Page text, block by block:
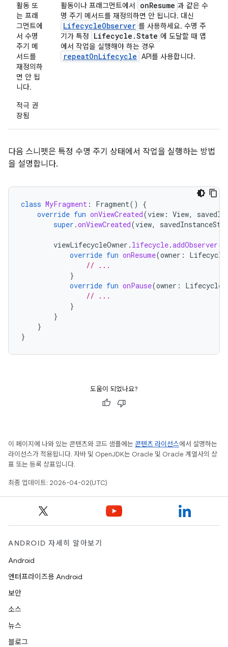
활동 또
는 프래
그먼트에
서 수명
주기 메
서드를
재정의하
면 안 됩
니다.
적극 권
장됨
활동이나 프래그먼트에서 onResume 과 같은 수
명 주기 메서드를 재정의하면 안 됩니다. 대신
LifecycleObserver 를 사용하세요. 수명 주
기가 특정
Lifecycle.State 에 도달할 때 앱
에서 작업을 실행해야 하는 경우
repeatOnLifecycle API를 사용합니다.
다음 스니펫은 특정 수명 주기 상태에서 작업을 실행하는 방법
을 설명합니다.
class MyFragment : Fragment()
{
override fun onViewCreated(view : View,
super .onViewCreated(view,
viewLifecycleOwner . lifecycle.addObserver(
override fun onResume(owner :
// ...
}
override fun onPause(owner :
// ...
}
}
}
}
도움이 되었나요?
이 페이지에 나와 있는 콘텐츠와 코드 샘플에는 콘텐츠 라이선스에서 설명하는
라이선스가 적용됩니다. 자바 및 OpenJDK는 Oracle 및 Oracle 계열사의 상
표 또는 등록 상표입니다.
최종 업데이트: 2026-04-02(UTC)
ANDROID 자세히 알아보기
Android
엔터프라이즈용 Android
보안
소스
뉴스
블로그